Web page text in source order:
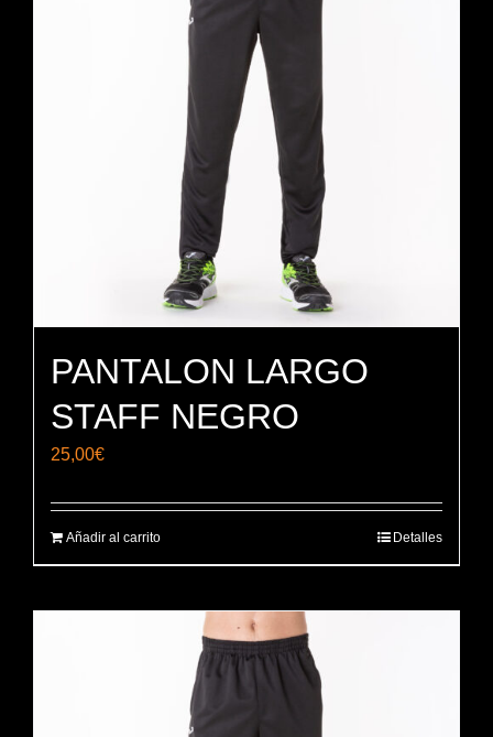
PANTALON LARGO
STAFF NEGRO
25,00€
Añadir al carrito Detalles